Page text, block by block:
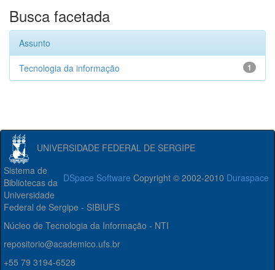
Busca facetada
Assunto
1
Tecnologia da informação
UNIVERSIDADE FEDERAL DE SERGIPE
DSpace Software Copyright © 2002-2010 Duraspace
Sistema de
Bibliotecas da
Universidade
Federal de Sergipe - SIBIUFS
Núcleo de Tecnologia da Informação - NTI
repositorio@academico.ufs.br
+55 79 3194-6528